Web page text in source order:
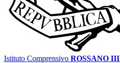
Istituto Comprensivo ROSSANO III